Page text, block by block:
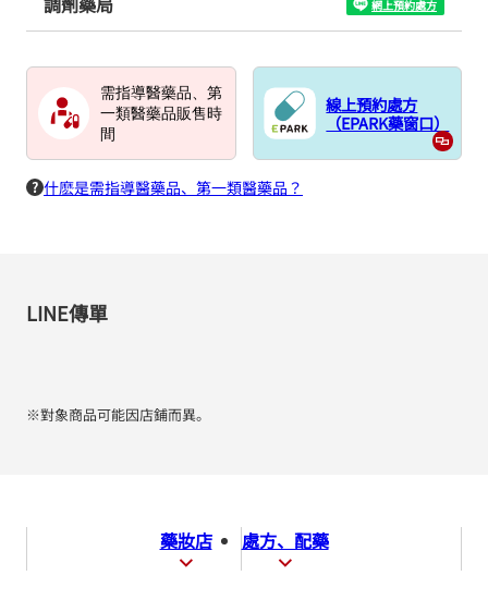
網上預約處方
需指導醫藥品、第
一類醫藥品販售時
間
線上預約處方
（EPARK藥窗口）
什麽是需指導醫藥品、第一類醫藥品？
LINE傳單
※對象商品可能因店鋪而異。
藥妝店 處方、配藥